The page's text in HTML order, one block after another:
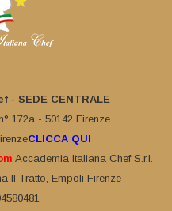
- SEDE CENTRALE
172a - 50142 Firenze
CLICCA QUI
Accademia Italiana Chef S.r.l.
II Tratto, Empoli Firenze